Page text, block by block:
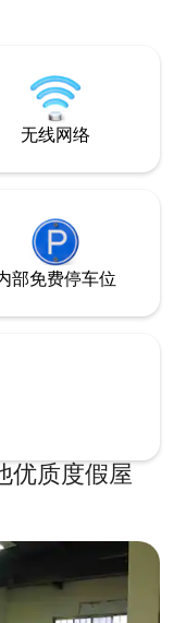
聯及無印良品，3
以善用大眾交通工
山大海。 生活機能好，居住安全交通便利
的隱‧台東In
選擇！
无线网络
部免费停车位
优质度假屋